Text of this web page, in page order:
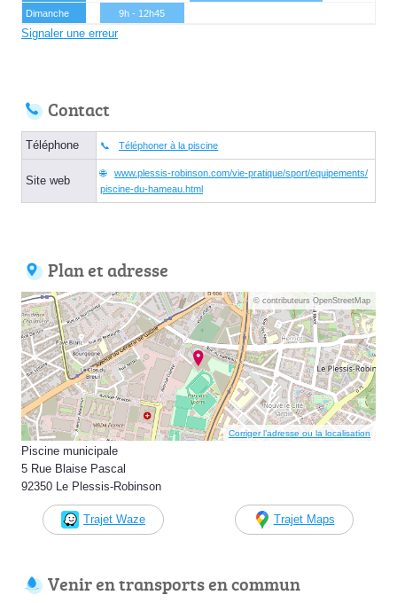
Dimanche
9h - 12h45
Signaler une erreur
Contact
Téléphone Téléphoner à la piscine
Site web
www.plessis-robinson.com/vie-pratique/sport/equipements/
piscine-du-hameau.html
Plan et adresse
© contributeurs OpenStreetMap
Corriger l’adresse ou la localisation
Piscine municipale
5 Rue Blaise Pascal
92350 Le Plessis-Robinson
Trajet Waze Trajet Maps
Venir en transports en commun